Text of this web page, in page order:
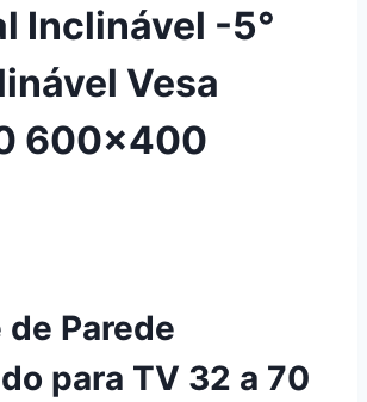
Inclinável -5°
Vesa
600×400
Parede
para TV 32 a 70